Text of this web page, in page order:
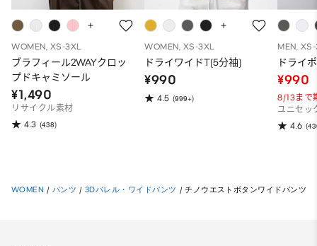
WOMEN, XS-3XL
ブラフィール2WAYクロッ
プドキャミソール
¥1,490
リサイクル素材
4.3 (438)
WOMEN, XS-3XL
ドライワイドT(5分袖)
¥990
4.5 (999+)
MEN,
ドライ
¥990
8/13まで
ユニセッ
4.6
WOMEN / パンツ / 3Dバレル・ワイドパンツ / チノウエストボタンワイドパンツ